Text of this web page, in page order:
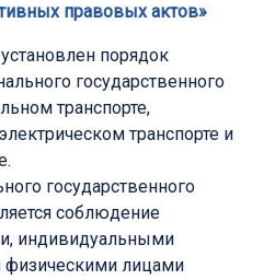
правовых актов»
порядок
государственного
транспорте,
транспорте и
государственного
соблюдение
индивидуальными
физическими лицами